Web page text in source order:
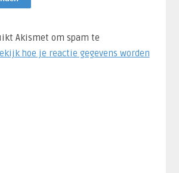
Akismet om spam te
hoe je reactie gegevens worden